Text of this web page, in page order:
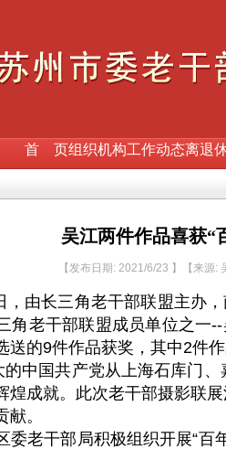
首 页组织机构工作动态离退
吴江两件作品喜获“
【发布日期: 2021/6/23 】【来源
，由长三角老干部联盟主办
角老干部联盟成员单位之一
送的9件作品获奖，其中2件
的中国共产党从上海石库门
煌成就。此次老干部摄影联
。
委老干部局积极组织开展“